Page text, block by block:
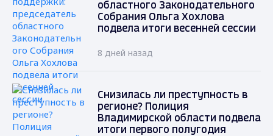
областного Законодательного
Собрания Ольга Хохлова
подвела итоги весенней сессии
8 дней назад
Снизилась ли преступность в
регионе? Полиция
Владимирской области подвела
итоги первого полугодия